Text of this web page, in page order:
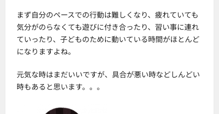
まず自分のペースでの行動は難しくなり、疲れていても
気分がのらなくても遊びに付き合ったり、習い事に連れ
ていったり、子どものために動いている時間がほとんど
になりますよね。
元気な時はまだいいですが、具合が悪い時などしんどい
時もあると思います。。。